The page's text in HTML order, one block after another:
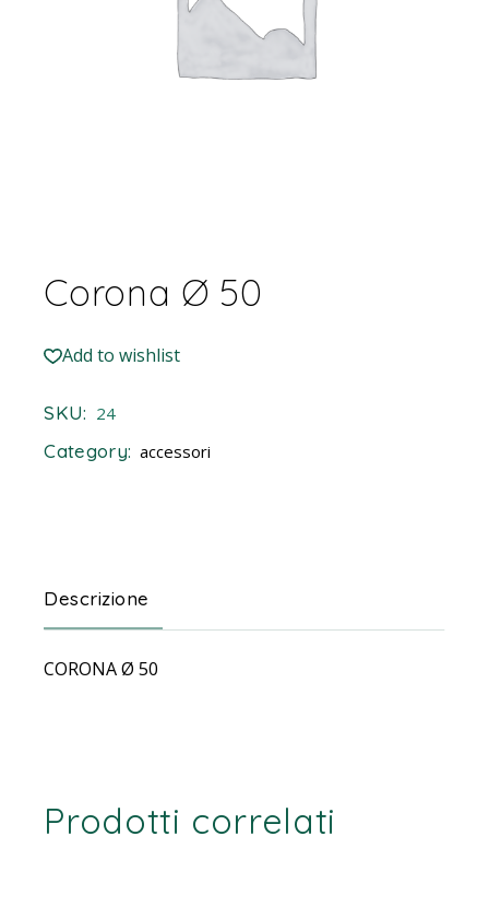
Corona Ø 50
Add to wishlist
SKU: 24
Category: accessori
Descrizione
CORONA Ø 50
Prodotti correlati